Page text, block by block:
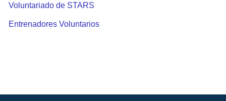
Voluntariado de STARS
Entrenadores Voluntarios